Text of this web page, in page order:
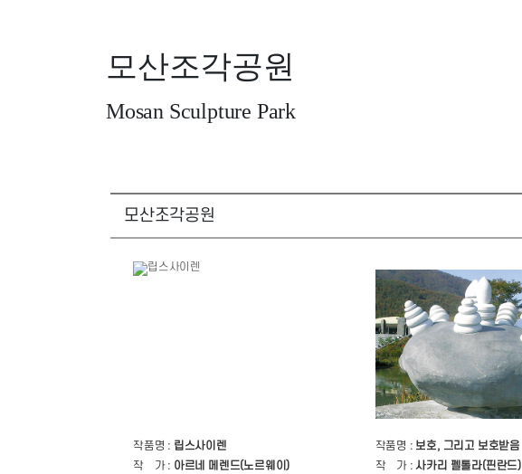
모산조각공원
Mosan Sculpture Park
모산조각공원
작품명 : 립스사이렌
작 가 : 아르네 메렌드(노르웨이)
작품명 : 보호, 그리고 보호받음
작 가 : 사카리 펠톨라(핀란드)